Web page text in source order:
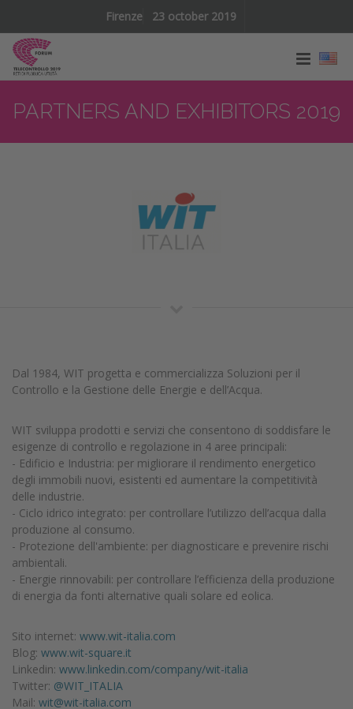
Firenze 23 october 2019
PARTNERS AND EXHIBITORS 2019
Dal 1984, WIT progetta e commercializza Soluzioni per il
Controllo e la Gestione delle Energie e dell’Acqua.
WIT sviluppa prodotti e servizi che consentono di soddisfare le
esigenze di controllo e regolazione in 4 aree principali:
- Edificio e Industria: per migliorare il rendimento energetico
degli immobili nuovi, esistenti ed aumentare la competitività
delle industrie.
- Ciclo idrico integrato: per controllare l’utilizzo dell’acqua dalla
produzione al consumo.
- Protezione dell'ambiente: per diagnosticare e prevenire rischi
ambientali.
- Energie rinnovabili: per controllare l’efficienza della produzione
di energia da fonti alternative quali solare ed eolica.
Sito internet: www.wit-italia.com
Blog: www.wit-square.it
Linkedin: www.linkedin.com/company/wit-italia
Twitter: @WIT_ITALIA
Mail: wit@wit-italia.com